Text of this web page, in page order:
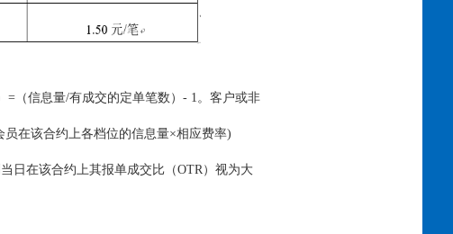
=（信息量/有成交的定单笔数）- 1。客户或非
在该合约上各档位的信息量×相应费率)
日在该合约上其报单成交比（OTR）视为大